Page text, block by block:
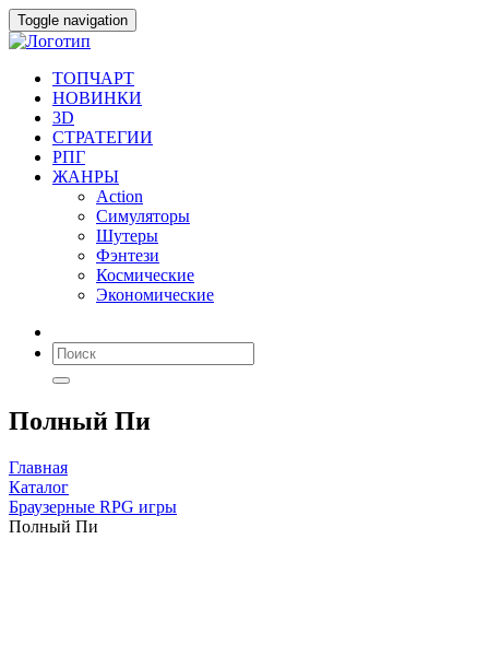
Toggle navigation
ТОПЧАРТ
НОВИНКИ
3D
СТРАТЕГИИ
РПГ
ЖАНРЫ
Action
Симуляторы
Шутеры
Фэнтези
Космические
Экономические
Полный Пи
Главная
Каталог
Браузерные RPG игры
Полный Пи